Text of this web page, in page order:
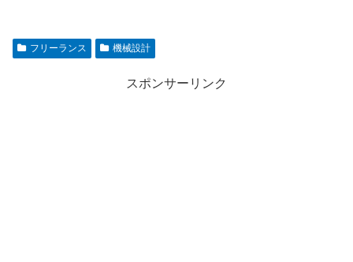
フリーランス 機械設計
スポンサーリンク